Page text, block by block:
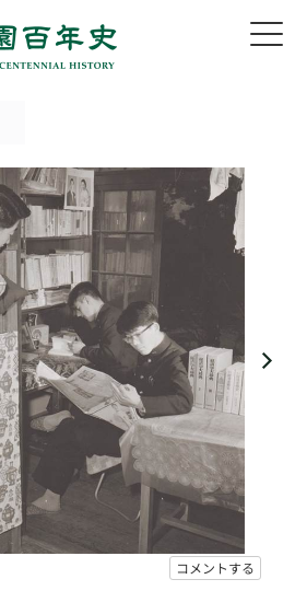
コメントする